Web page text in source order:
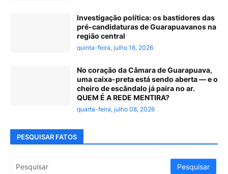
Investigação política: os bastidores das
pré-candidaturas de Guarapuavanos na
região central
quinta-feira, julho 16, 2026
No coração da Câmara de Guarapuava,
uma caixa-preta está sendo aberta — e o
cheiro de escândalo já paira no ar.
QUEM É A REDE MENTIRA?
quarta-feira, julho 08, 2026
PESQUISAR FATOS